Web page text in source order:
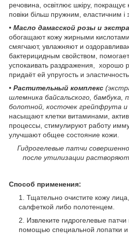
речовина, освітлює шкіру, покращує
повіки більш пружним, еластичним і
• Масло дамасской розы и
обогащают кожу жирными
смягчают, увлажняют и
бактерицидным свойством,
успокаивать раздражения, хорошо
придаёт ей упругость и эластичность.
• Растительный комплекс
шлемника байсальского, бамбука,
болотной, косточек грейпфрута и
насыщают клетки витаминами,
процессы, стимулируют работу
улучшают общее состояние кожи.
Гидрогелевые патчи
после утилизации
Способ применения:
Тщательно очистите кожу
салфеткой либо полотенцем.
Извлеките гидрогелевые патчи
помощью специальной лопатки и